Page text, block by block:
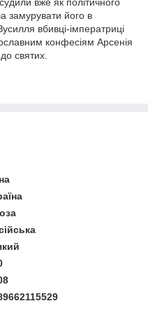
замурувати його в
вбивці-імператриці
конфесіям Арсенія
святих.